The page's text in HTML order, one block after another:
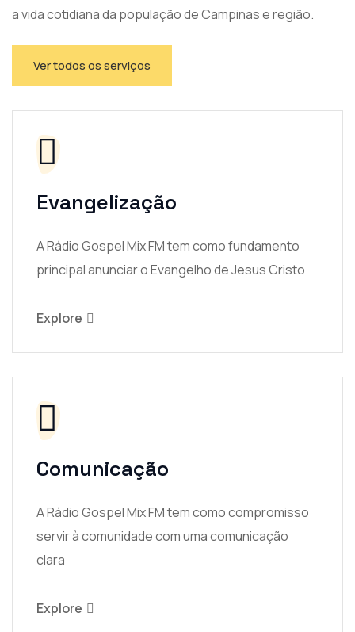
a vida cotidiana da população de Campinas e região.
Ver todos os serviços
Evangelização
A Rádio Gospel Mix FM tem como fundamento
principal anunciar o Evangelho de Jesus Cristo
Explore
Comunicação
A Rádio Gospel Mix FM tem como compromisso
servir à comunidade com uma comunicação
clara
Explore